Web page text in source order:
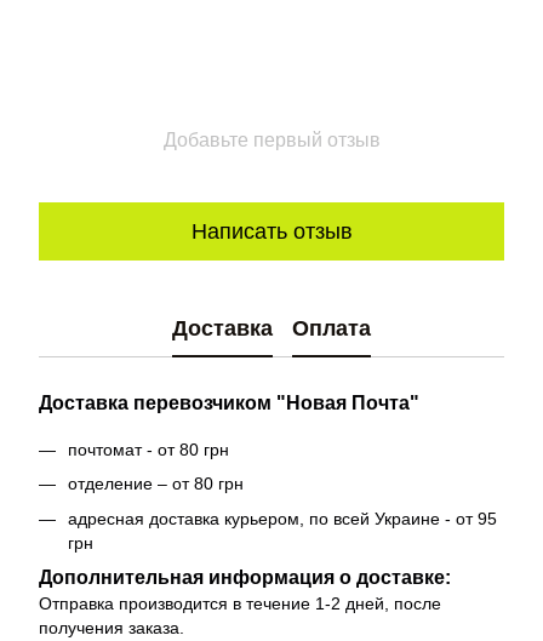
Добавьте первый отзыв
Написать отзыв
Доставка Оплата
Доставка перевозчиком "Новая Почта"
почтомат - от 80 грн
отделение – от 80 грн
адресная доставка курьером, по всей Украине - от 95
грн
Дополнительная информация о доставке:
Отправка производится в течение 1-2 дней, после
получения заказа.